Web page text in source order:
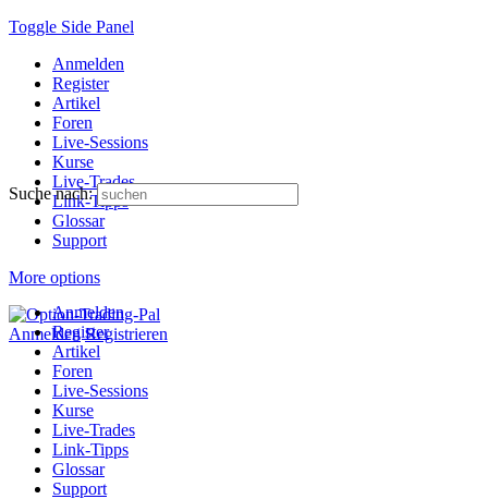
Toggle Side Panel
Anmelden
Register
Artikel
Foren
Live-Sessions
Kurse
Live-Trades
Link-Tipps
Glossar
Support
More options
Anmelden Registrieren
Suche nach:
Anmelden
Register
Artikel
Foren
Live-Sessions
Kurse
Live-Trades
Link-Tipps
Glossar
Support